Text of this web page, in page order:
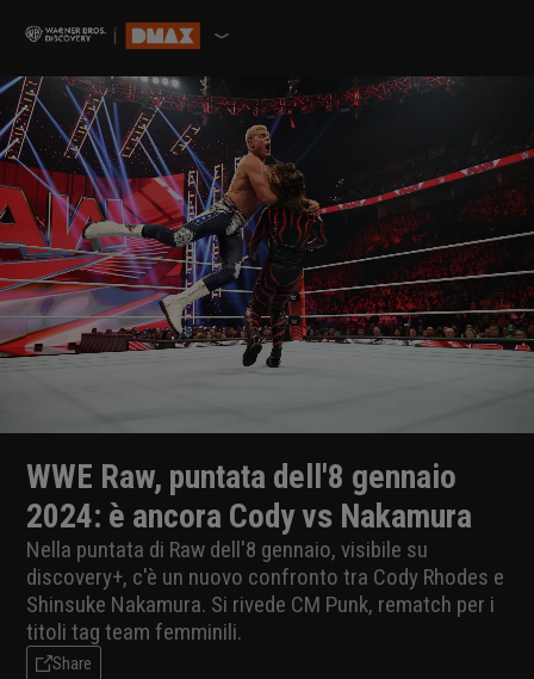
WWE Raw, puntata dell'8 gennaio
2024: è ancora Cody vs Nakamura
Nella puntata di Raw dell'8 gennaio, visibile su
discovery+, c'è un nuovo confronto tra Cody Rhodes e
Shinsuke Nakamura. Si rivede CM Punk, rematch per i
titoli tag team femminili.
Share